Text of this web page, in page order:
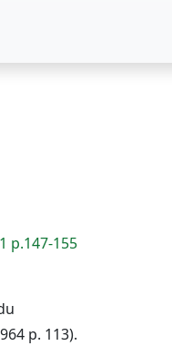
p.147-155
p. 113).